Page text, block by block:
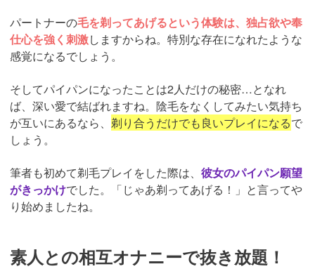
パートナーの毛を剃ってあげるという体験は、独占欲や奉
仕心を強く刺激しますからね。特別な存在になれたような
感覚になるでしょう。
そしてパイパンになったことは2人だけの秘密…となれ
ば、深い愛で結ばれますね。陰毛をなくしてみたい気持ち
が互いにあるなら、 剃り合うだけでも良いプレイになるで
しょう。
筆者も初めて剃毛プレイをした際は、 彼女のパイパン願望
がきっかけでした。「じゃあ剃ってあげる！」と言ってや
り始めましたね。
素人との相互オナニーで抜き放題！